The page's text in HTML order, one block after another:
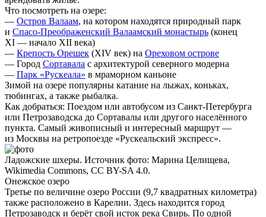
Что посмотреть на озере:
— Остров Валаам, на котором находятся природный парк
и Спасо-Преображенский Валаамский монастырь (конец
XI — начало XII века)
— Крепость Орешек (XIV век) на Ореховом острове
— Город Сортавала с архитектурой северного модерна
— Парк «Рускеала» в мраморном каньоне
Зимой на озере популярны катание на лыжах, коньках,
тюбингах, а также рыбалка.
Как добраться: Поездом или автобусом из Санкт-Петербурга
или Петрозаводска до Сортавалы или другого населённого
пункта. Самый живописный и интересный маршрут —
из Москвы на ретропоезде «Рускеальский экспресс».
Ладожские шхеры. Источник фото: Марина Целищева,
Wikimedia Commons, CC BY-SA 4.0.
Онежское озеро
Третье по величине озеро России (9,7 квадратных километра)
также расположено в Карелии. Здесь находится город
Петрозаводск и берёт свой исток река Свирь. По одной